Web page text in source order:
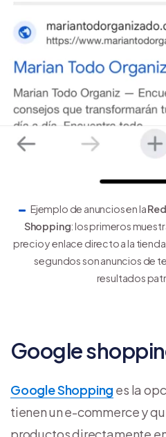
Ejemplo de anuncios en la
Shopping: los primeros
precio y enlace directo a la
segundos son anuncios de
resultados
Google
Google Shopping es la
tienen un e-commerce y